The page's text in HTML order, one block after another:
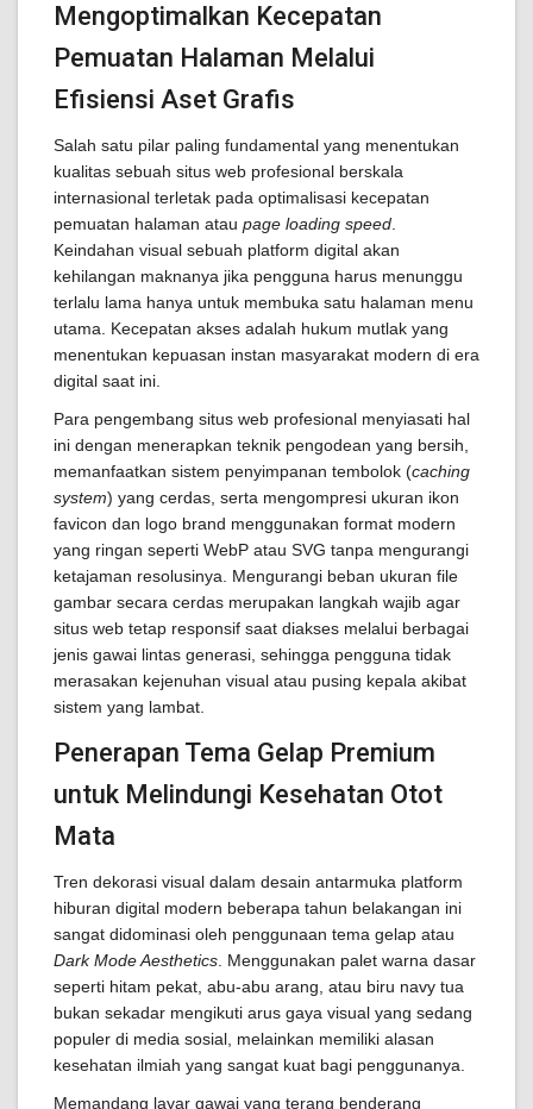
Mengoptimalkan Kecepatan
Pemuatan Halaman Melalui
Efisiensi Aset Grafis
Salah satu pilar paling fundamental yang menentukan
kualitas sebuah situs web profesional berskala
internasional terletak pada optimalisasi kecepatan
pemuatan halaman atau page loading speed
Keindahan visual sebuah platform digital akan
kehilangan maknanya jika pengguna harus menunggu
terlalu lama hanya untuk membuka satu halaman menu
utama. Kecepatan akses adalah hukum mutlak yang
menentukan kepuasan instan masyarakat modern di era
digital saat ini.
Para pengembang situs web profesional menyiasati hal
ini dengan menerapkan teknik pengodean yang bersih,
memanfaatkan sistem penyimpanan tembolok (caching
system) yang cerdas, serta mengompresi ukuran ikon
favicon dan logo brand menggunakan format modern
yang ringan seperti WebP atau SVG tanpa mengurangi
ketajaman resolusinya. Mengurangi beban ukuran file
gambar secara cerdas merupakan langkah wajib agar
situs web tetap responsif saat diakses melalui berbagai
jenis gawai lintas generasi, sehingga pengguna tidak
merasakan kejenuhan visual atau pusing kepala akibat
sistem yang lambat.
Penerapan Tema Gelap Premium
untuk Melindungi Kesehatan Otot
Mata
Tren dekorasi visual dalam desain antarmuka platform
hiburan digital modern beberapa tahun belakangan ini
sangat didominasi oleh penggunaan tema gelap atau
Dark Mode Aesthetics . Menggunakan palet warna dasar
seperti hitam pekat, abu-abu arang, atau biru navy tua
bukan sekadar mengikuti arus gaya visual yang sedang
populer di media sosial, melainkan memiliki alasan
kesehatan ilmiah yang sangat kuat bagi penggunanya.
Memandang layar gawai yang terang benderang